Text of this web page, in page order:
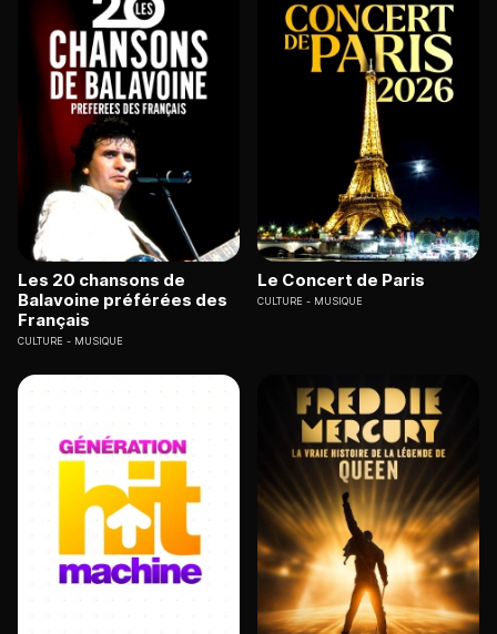
Les 20 chansons de
Balavoine préférées des
Français
CULTURE MUSIQUE
Le Concert de Paris
CULTURE MUSIQUE